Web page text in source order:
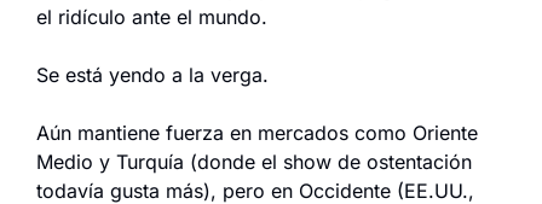
el ridículo ante el mundo.
Se está yendo a la verga.
Aún mantiene fuerza en mercados como Oriente
Medio y Turquía (donde el show de ostentación
todavía gusta más), pero en Occidente (EE.UU.,